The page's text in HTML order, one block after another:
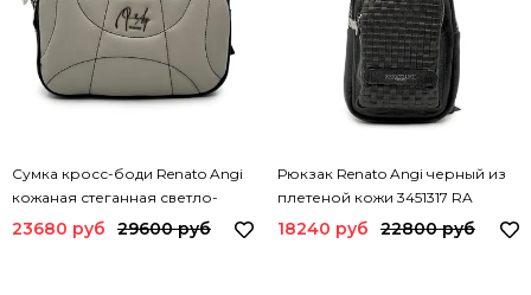
Сумка кросс-боди Renato Angi
кожаная стеганная светло-
серая 2604936 RA GRIGIO
23680 руб 29600 руб
Рюкзак Renato Angi черный из
плетеной кожи 3451317 RA
NERO
18240 руб 22800 руб